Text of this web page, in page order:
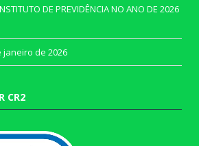
DE PREVIDÊNCIA NO ANO DE 2026
janeiro de 2026
CR2